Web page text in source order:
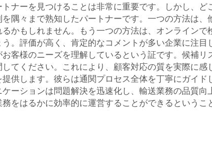
ナーを見つけることは非常に重要です。しかし、
隅々まで熟知したパートナーです。一つの方法は
かもしれません。もう一つの方法は、オンライン
。評価が高く、肯定的なコメントが多い企業に注
客様のニーズを理解しているという証です。候補
てください。これにより、顧客対応の質を実際に
供します。彼らは通関プロセス全体を丁寧にガイ
ーションは問題解決を迅速化し、輸送業務の品質
をはるかに効率的に運営することができるというこ